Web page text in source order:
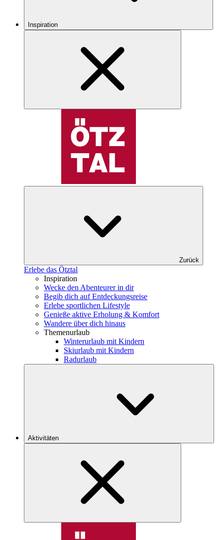
Inspiration
Zurück
Erlebe das Ötztal
Inspiration
Wecke den Abenteurer in dir
Begib dich auf Entdeckungsreise
Erlebe sportlichen Lifestyle
Genieße aktive Erholung & Komfort
Wandere über dich hinaus
Themenurlaub
Winterurlaub mit Kindern
Skiurlaub mit Kindern
Radurlaub
Aktivitäten